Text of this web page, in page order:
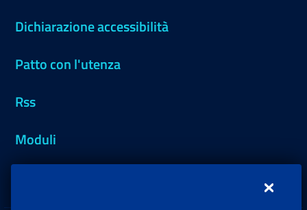
Dichiarazione accessibilità
Patto con l'utenza
Rss
Moduli